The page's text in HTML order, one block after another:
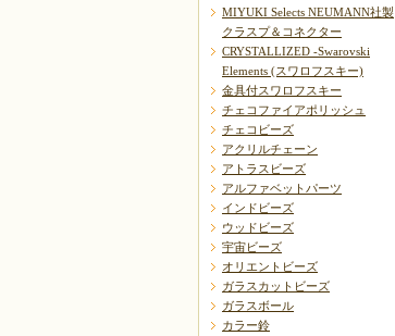
MIYUKI Selects NEUMANN社製
クラスプ＆コネクター
CRYSTALLIZED -Swarovski
Elements (スワロフスキー)
金具付スワロフスキー
チェコファイアポリッシュ
チェコビーズ
アクリルチェーン
アトラスビーズ
アルファベットパーツ
インドビーズ
ウッドビーズ
宇宙ビーズ
オリエントビーズ
ガラスカットビーズ
ガラスボール
カラー鈴